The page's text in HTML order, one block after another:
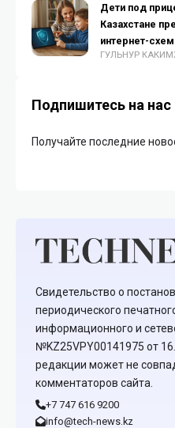
Дети под
Казахстане
интернет-
ГУЛЬНУР
Подпишитесь на нас
Получайте последние
Свидетельство о
периодического
информационного и
№KZ25VPY00141975 от
редакции может не
комментаторов сайта.
+7 747 616 9200
info@tech-news.kz